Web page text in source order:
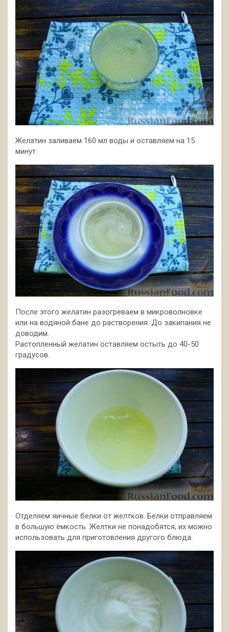
Желатин заливаем 160 мл воды и оставляем на 15
минут.
После этого желатин разогреваем в микроволновке
или на водяной бане до растворения. До закипания не
доводим.
Растопленный желатин оставляем остыть до 40-50
градусов.
Отделяем яичные белки от желтков. Белки отправляем
в большую ёмкость. Желтки не понадобятся, их можно
использовать для приготовления другого блюда.